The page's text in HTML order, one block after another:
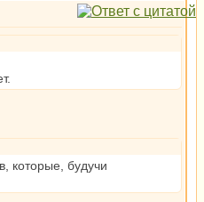
которые, будучи